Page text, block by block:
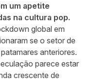
um apetite
na cultura pop.
global em
se o setor de
anteriores.
parece estar
crescente de